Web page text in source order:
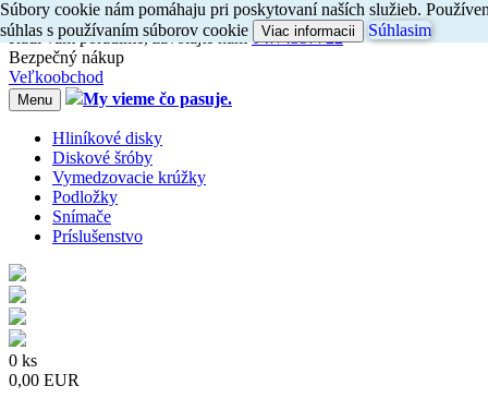
Dovoz do 24h
Radi vámporadíme, zavolajtenám 047/4397722
Bezpečný nákup
Veľkoobchod
Menu My vieme čo pasuje.
Hliníkové disky
Diskové šróby
Vymedzovacie krúžky
Podložky
Snímače
Príslušenstvo
0 ks
0,00 EUR
Súbory cookie nám pomáhaju pri poskytovaní naších služieb.
súhlas s používaním súborov cookie
Viac informacii Súhlasim